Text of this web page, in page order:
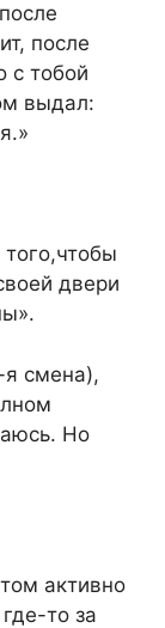
после
с тобой
выдал:
двери
я смена),
Но
активно
то за